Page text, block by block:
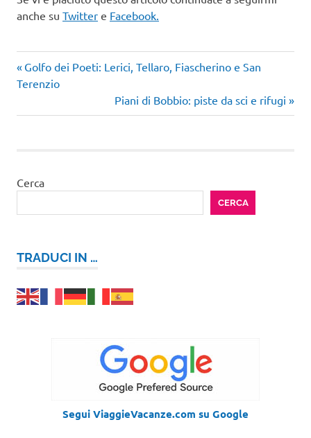
anche su Twitter e Facebook.
Navigazione
Articolo
precedente:
Golfo dei Poeti: Lerici, Tellaro, Fiascherino e San
Terenzio
Articolo
successivo:
Piani di Bobbio: piste da sci e rifugi
Cerca
CERCA
TRADUCI IN …
Segui ViaggieVacanze.com su Google